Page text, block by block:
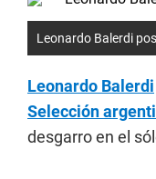
Leonardo Balerdi
Leonardo Balerdi
Selección
desgarro en el